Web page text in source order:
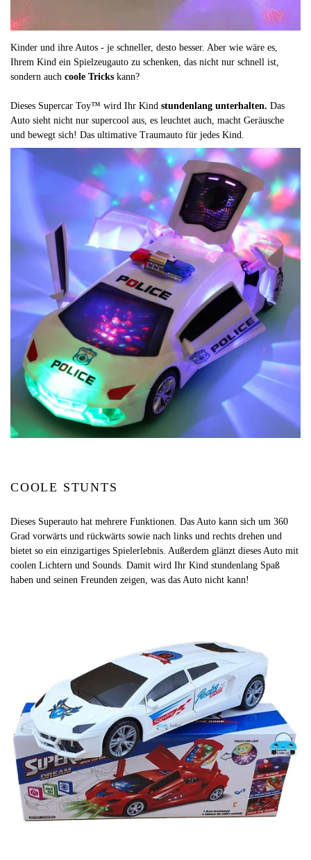
Kinder und ihre Autos - je schneller, desto besser. Aber wie wäre es,
Ihrem Kind ein Spielzeugauto zu schenken, das nicht nur schnell ist,
sondern auch coole Tricks kann?
Dieses Supercar Toy™ wird Ihr Kind stundenlang unterhalten. Das
Auto sieht nicht nur supercool aus, es leuchtet auch, macht Geräusche
und bewegt sich! Das ultimative Traumauto für jedes Kind.
COOLE STUNTS
Dieses Superauto hat mehrere Funktionen. Das Auto kann sich um 360
Grad vorwärts und rückwärts sowie nach links und rechts drehen und
bietet so ein einzigartiges Spielerlebnis. Außerdem glänzt dieses Auto mit
coolen Lichtern und Sounds. Damit wird Ihr Kind stundenlang Spaß
haben und seinen Freunden zeigen, was das Auto nicht kann!